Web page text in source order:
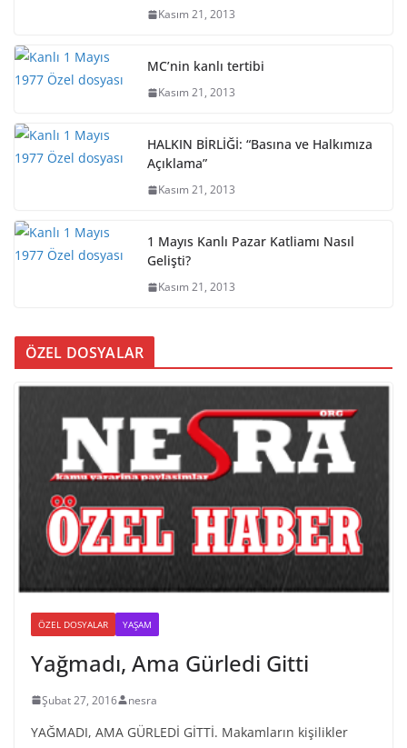
Kasım 21, 2013
MC’nin kanlı tertibi
Kasım 21, 2013
HALKIN BİRLİĞİ: “Basına ve Halkımıza
Açıklama”
Kasım 21, 2013
1 Mayıs Kanlı Pazar Katliamı Nasıl
Gelişti?
Kasım 21, 2013
ÖZEL DOSYALAR
ÖZEL DOSYALAR YAŞAM
Yağmadı, Ama Gürledi Gitti
Şubat 27, 2016 nesra
YAĞMADI, AMA GÜRLEDİ GİTTİ. Makamların kişilikler